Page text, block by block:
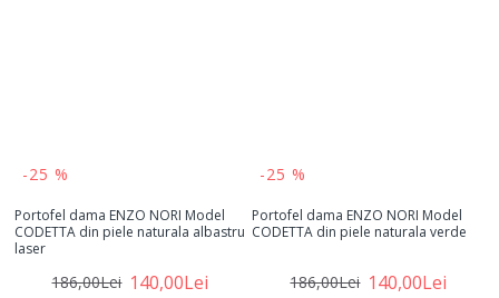
-25 %
Portofel dama ENZO NORI Model
CODETTA din piele naturala albastru
laser
140,00Lei
186,00Lei
-25 %
Portofel dama ENZO NORI Model
CODETTA din piele naturala verde
140,00Lei
186,00Lei